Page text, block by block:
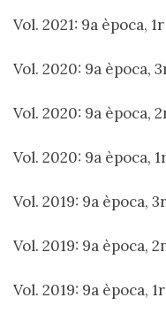
Vol. 2021: 9a època,
Vol. 2020: 9a època,
Vol. 2020: 9a època,
Vol. 2020: 9a època,
Vol. 2019: 9a època,
Vol. 2019: 9a època,
Vol. 2019: 9a època,